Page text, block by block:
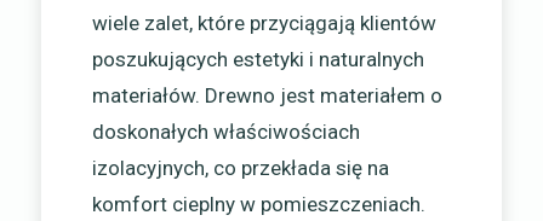
wiele zalet, które przyciągają klientów
poszukujących estetyki i naturalnych
materiałów. Drewno jest materiałem o
doskonałych właściwościach
izolacyjnych, co przekłada się na
komfort cieplny w pomieszczeniach.